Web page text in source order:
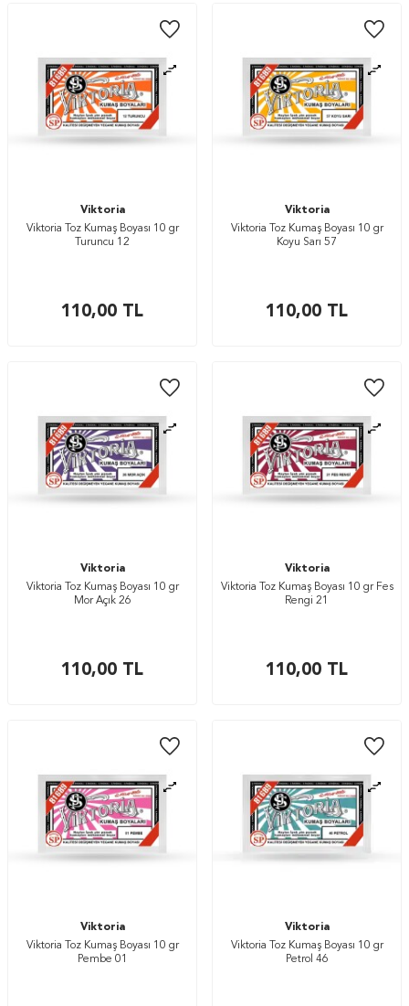
Viktoria
Viktoria Toz Kumaş Boyası 10 gr
Turuncu 12
110,00 TL
Viktoria
Viktoria Toz Kumaş Boyası 10 gr
Koyu Sarı 57
110,00 TL
Viktoria
Viktoria Toz Kumaş Boyası 10 gr
Mor Açık 26
110,00 TL
Viktoria
Viktoria Toz Kumaş Boyası 10 gr Fes
Rengi 21
110,00 TL
Viktoria
Viktoria Toz Kumaş Boyası 10 gr
Pembe 01
Viktoria
Viktoria Toz Kumaş Boyası 10 gr
Petrol 46